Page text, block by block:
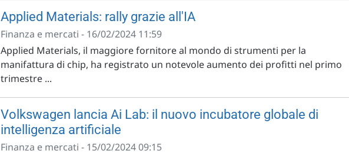
Applied Materials: rally grazie all'IA
Finanza e mercati - 16/02/2024 11:59
Applied Materials, il maggiore fornitore al mondo di strumenti per la
manifattura di chip, ha registrato un notevole aumento dei profitti nel primo
trimestre ...
Volkswagen lancia Ai Lab: il nuovo incubatore globale di
intelligenza artificiale
Finanza e mercati - 15/02/2024 09:15